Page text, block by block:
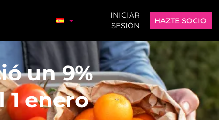
INICIAR
SESIÓN
HAZTE SOCIO
un 9%
1 enero